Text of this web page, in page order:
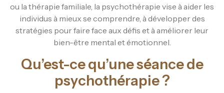
ou la thérapie familiale, la psychothérapie vise à aider les
individus à mieux se comprendre, à développer des
stratégies pour faire face aux défis et à améliorer leur
bien-être mental et émotionnel.
Qu’est-ce qu’une séance de
psychothérapie ?